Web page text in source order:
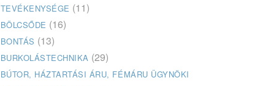
TEVÉKENYSÉGE (11)
BÖLCSŐDE (16)
BONTÁS (13)
BURKOLÁSTECHNIKA (29)
BÚTOR, HÁZTARTÁSI ÁRU, FÉMÁRU ÜGYNÖKI